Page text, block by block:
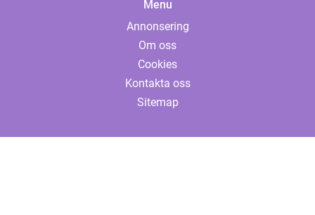
Menu
Annonsering
Om oss
Cookies
Kontakta oss
Sitemap